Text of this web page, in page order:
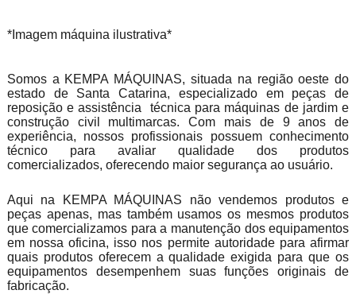
*Imagem máquina ilustrativa*
Somos a KEMPA MÁQUINAS, situada na região oeste do
estado de Santa Catarina, especializado em peças de
reposição e assistência técnica para máquinas de jardim e
construção civil multimarcas. Com mais de 9 anos de
experiência, nossos profissionais possuem conhecimento
técnico para avaliar qualidade dos produtos
comercializados, oferecendo maior segurança ao usuário.
Aqui na KEMPA MÁQUINAS não vendemos produtos e
peças apenas, mas também usamos os mesmos produtos
que comercializamos para a manutenção dos equipamentos
em nossa oficina, isso nos permite autoridade para afirmar
quais produtos oferecem a qualidade exigida para que os
equipamentos desempenhem suas funções originais de
fabricação.